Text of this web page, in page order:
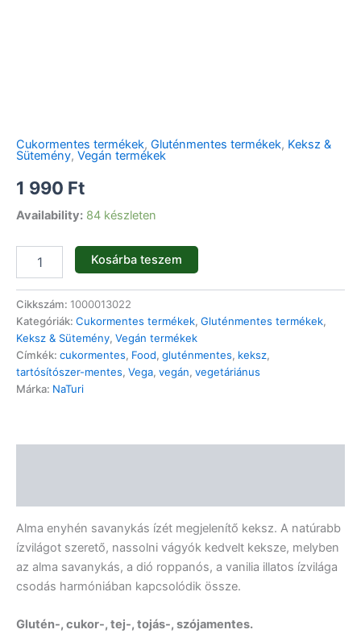
Cukormentes termékek, Gluténmentes termékek, Keksz &
Sütemény, Vegán termékek
1 990 Ft
Availability: 84 készleten
Kosárba teszem
Cikkszám: 1000013022
Kategóriák: Cukormentes termékek, Gluténmentes termékek,
Keksz & Sütemény, Vegán termékek
Címkék: cukormentes, Food, gluténmentes, keksz,
tartósítószer-mentes, Vega, vegán, vegetáriánus
Márka: NaTuri
Alma enyhén savanykás ízét megjelenítő keksz. A natúrabb
ízvilágot szerető, nassolni vágyók kedvelt keksze, melyben
az alma savanykás, a dió roppanós, a vanilia illatos ízvilága
csodás harmóniában kapcsolódik össze.
Glutén-, cukor-, tej-, tojás-, szójamentes.